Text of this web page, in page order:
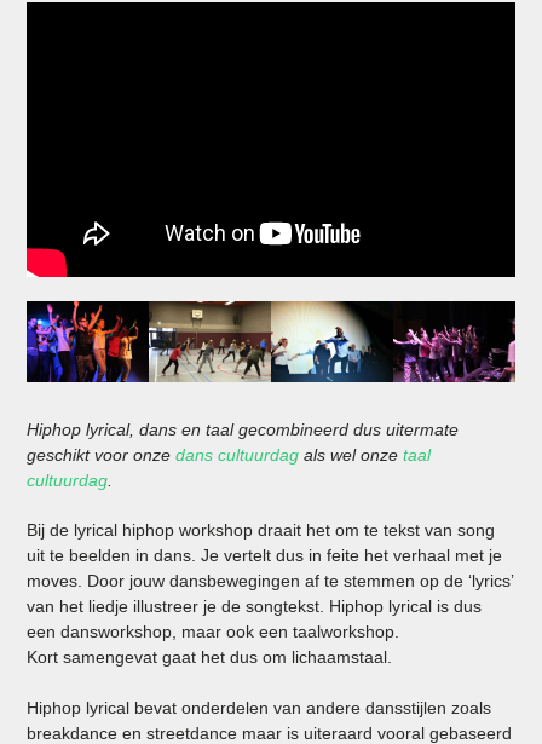
Hiphop lyrical, dans en taal gecombineerd dus uitermate
geschikt voor onzedans cultuurdag als wel onzetaal
cultuurdag
Bij de lyrical hiphop workshop draait het om te tekst van song
uit te beelden in dans. Je vertelt dus in feite het verhaal met je
moves. Door jouw dansbewegingen af te stemmen op de ‘lyrics’
van het liedje illustreer je de songtekst. Hiphop lyrical is dus
een dansworkshop, maar ook een taalworkshop.
Kort samengevat gaat het dus om lichaamstaal.
Hiphop lyrical bevat onderdelen van andere dansstijlen zoals
breakdance en streetdance maar is uiteraard vooral gebaseerd